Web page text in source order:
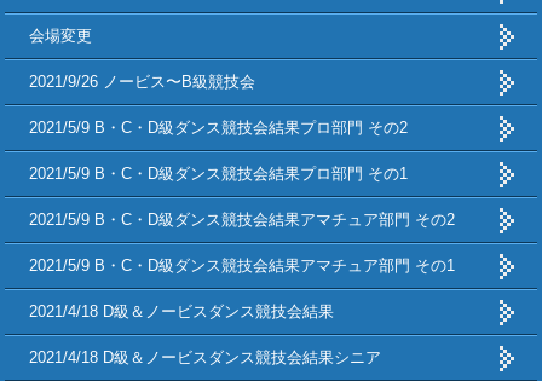
会場変更
2021/9/26 ノービス〜B級競技会
2021/5/9 B・C・D級ダンス競技会結果プロ部門 その2
2021/5/9 B・C・D級ダンス競技会結果プロ部門 その1
2021/5/9 B・C・D級ダンス競技会結果アマチュア部門 その2
2021/5/9 B・C・D級ダンス競技会結果アマチュア部門 その1
2021/4/18 D級＆ノービスダンス競技会結果
2021/4/18 D級＆ノービスダンス競技会結果シニア